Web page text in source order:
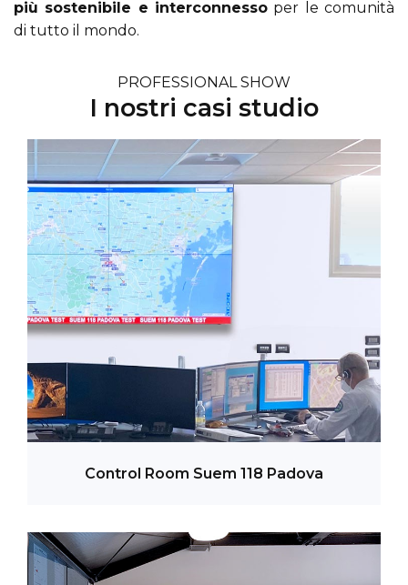
più sostenibile e interconnesso per le comunità
di tutto il mondo.
PROFESSIONAL SHOW
I nostri casi studio
Control Room Suem 118 Padova